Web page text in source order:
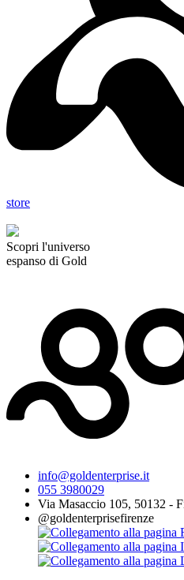
store
Scopri l'universo
espanso di Gold
info@goldenterprise.it
055 3980029
Via Masaccio 105, 50132 -
@goldenterprisefirenze